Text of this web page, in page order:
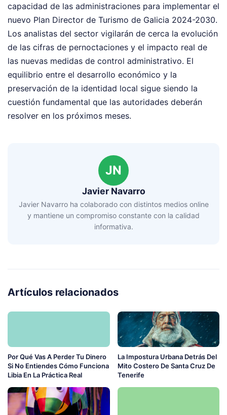
capacidad de las administraciones para implementar el
nuevo Plan Director de Turismo de Galicia 2024-2030.
Los analistas del sector vigilarán de cerca la evolución
de las cifras de pernoctaciones y el impacto real de
las nuevas medidas de control administrativo. El
equilibrio entre el desarrollo económico y la
preservación de la identidad local sigue siendo la
cuestión fundamental que las autoridades deberán
resolver en los próximos meses.
JN
Javier Navarro
Javier Navarro ha colaborado con distintos medios online
y mantiene un compromiso constante con la calidad
informativa.
Artículos relacionados
Por Qué Vas A Perder Tu Dinero
Si No Entiendes Cómo Funciona
Libia En La Práctica Real
La Impostura Urbana Detrás Del
Mito Costero De Santa Cruz De
Tenerife